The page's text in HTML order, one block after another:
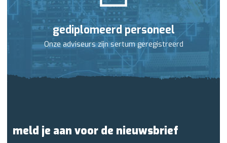
gediplomeerd personeel
Onze adviseurs zijn sertum geregistreerd
meld je aan voor de nieuwsbrief